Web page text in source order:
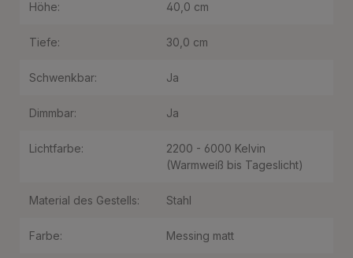
Höhe: 40,0 cm
Tiefe: 30,0 cm
Schwenkbar: Ja
Dimmbar: Ja
Lichtfarbe:
2200 - 6000 Kelvin
(Warmweiß bis Tageslicht)
Material des Gestells: Stahl
Farbe: Messing matt